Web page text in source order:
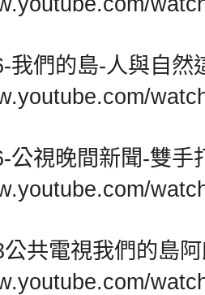
我們的島-人與自然
公視晚間新聞-雙手
公共電視我們的島